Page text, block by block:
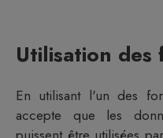
Utilisation des
En utilisant l'un des
accepte que les